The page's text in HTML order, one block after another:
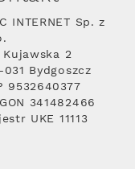
INTERNET Sp. z
2
031 Bydgoszcz
9532640377
341482466
UKE 11113